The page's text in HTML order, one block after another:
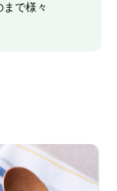
で様々